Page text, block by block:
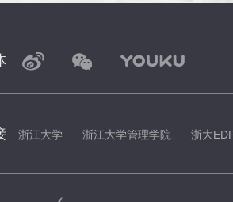
浙江大学 浙江大学管理学院 浙大